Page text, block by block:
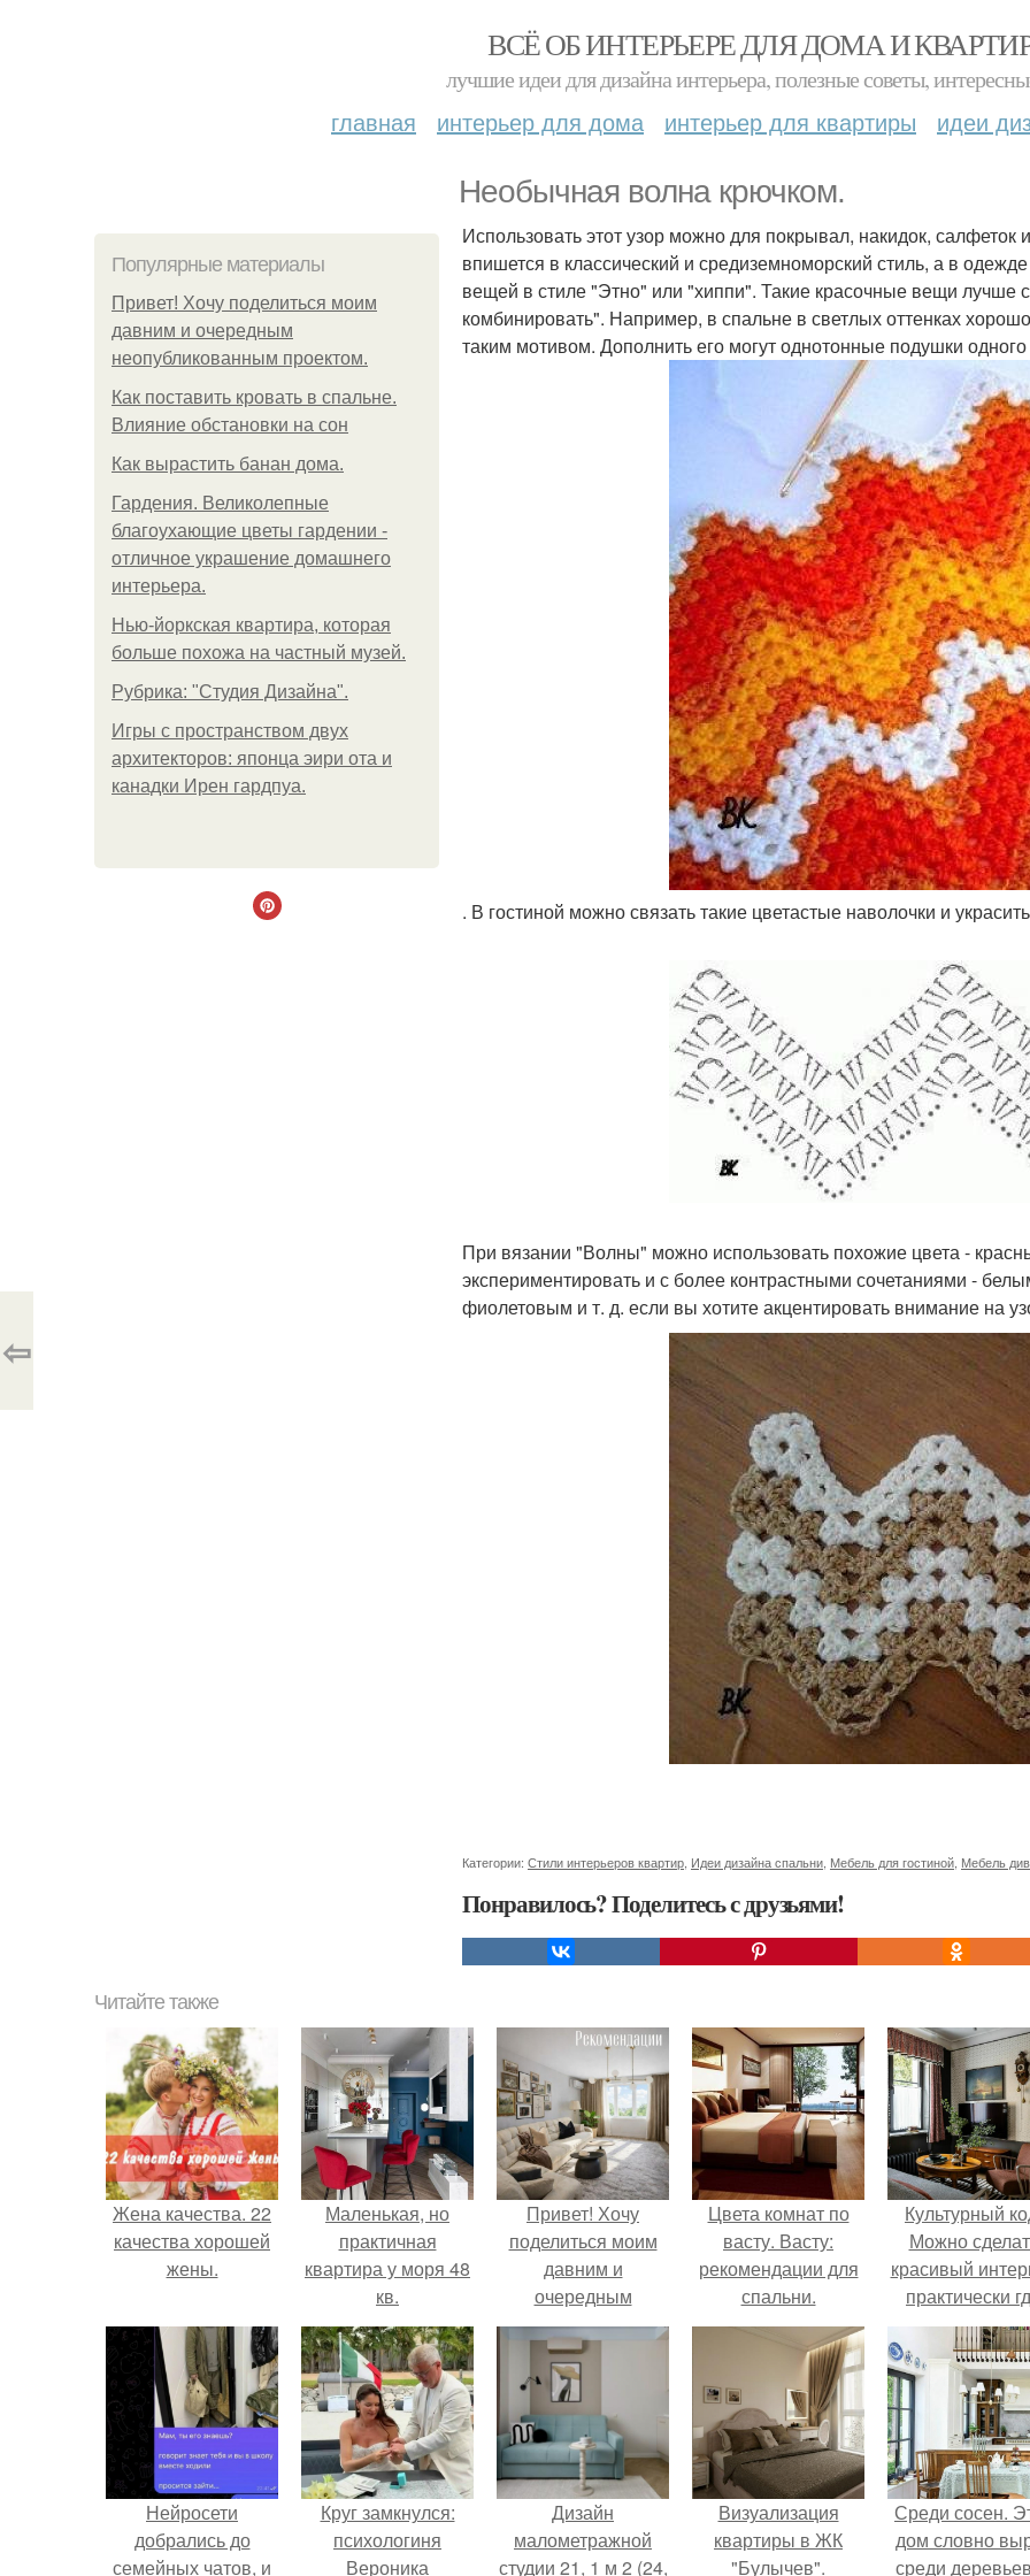
ВСЁ ОБ ИНТЕРЬЕРЕ ДЛЯ ДОМА И
лучшие идеи для дизайна интерьера, полезные советы,
главная интерьер для дома интерьер для квартиры идеи
Необычная волна крючком.
Популярные материалы
Привет! Хочу поделиться моим
давним и очередным
неопубликованным проектом.
Как поставить кровать в спальне.
Влияние обстановки на сон
Как вырастить банан дома.
Гардения. Великолепные
благоухающие цветы гардении -
отличное украшение домашнего
интерьера.
Нью-йоркская квартира, которая
больше похожа на частный музей.
Рубрика: "Студия Дизайна".
Игры с пространством двух
архитекторов: японца эири ота и
канадки Ирен гардпуа.
Использовать этот узор можно для покрывал, накидок,
впишется в классический и средиземноморский стиль, а в
вещей в стиле "Этно" или "хиппи". Такие красочные вещи
комбинировать". Например, в спальне в светлых оттенках
таким мотивом. Дополнить его могут однотонные подушки одного
. В гостиной можно связать такие цветастые наволочки и
При вязании "Волны" можно использовать похожие цвета -
экспериментировать и с более контрастными сочетаниями -
фиолетовым и т. д. если вы хотите акцентировать внимание на
Категории: Стили интерьеров квартир Идеи дизайна спальни Мебель для гостиной Мебель
Понравилось? Поделитесь с друзьями!
⇦
Читайте также
Жена качества. 22
качества хорошей
жены.
Маленькая, но
практичная
квартира у моря 48
кв.
Привет! Хочу
поделиться моим
давним и
очередным
неопубликованным
проектом.
Цвета комнат по
васту. Васту:
рекомендации для
спальни.
Культурный
Можно
красивый
практически
угодно.
Нейросети
добрались до
семейных чатов, и
Круг замкнулся:
психологиня
Вероника
Дизайн
малометражной
студии 21, 1 м 2 (24,
Визуализация
квартиры в ЖК
"Булычев".
Среди сосен.
дом словно
среди